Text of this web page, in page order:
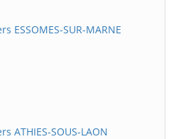
ESSOMES-SUR-MARNE
ATHIES-SOUS-LAON